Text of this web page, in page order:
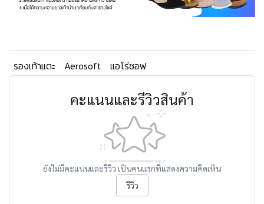
รองเท้าแตะ Aerosoft แอโร่ซอฟ
คะแนนและรีวิวสินค้า
ยังไม่มีคะแนนและรีวิว เป็นคนแรกที่แสดงความคิดเห็น
รีวิว